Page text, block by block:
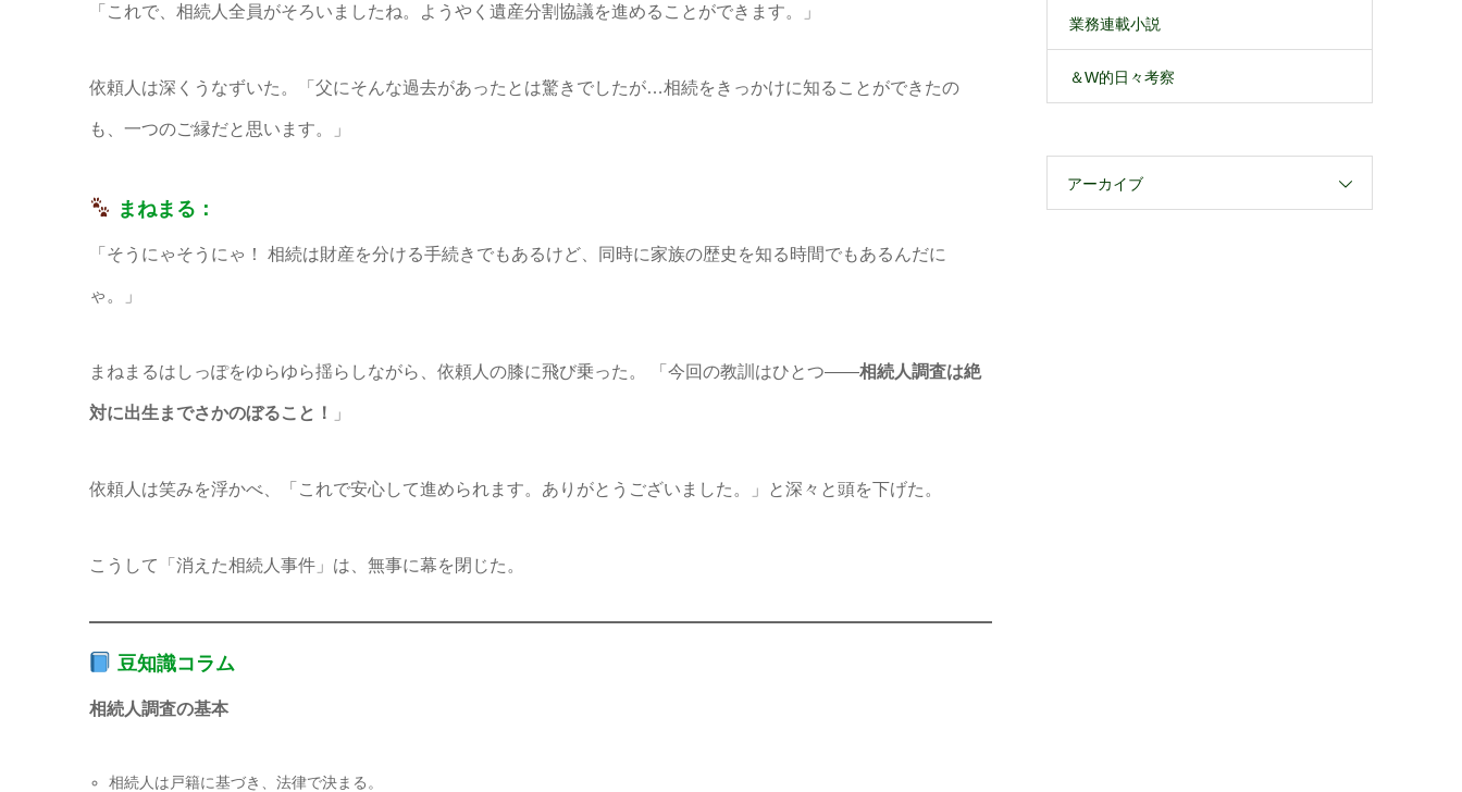
「これで、相続人全員がそろいましたね。ようやく遺産分割協議を進めることができます。」
依頼人は深くうなずいた。「父にそんな過去があったとは驚きでしたが…相続をきっかけに知ることができたの
も、一つのご縁だと思います。」
まねまる：
「そうにゃそうにゃ！ 相続は財産を分ける手続きでもあるけど、同時に家族の歴史を知る時間でもあるんだに
ゃ。」
まねまるはしっぽをゆらゆら揺らしながら、依頼人の膝に飛び乗った。 「今回の教訓はひとつ――相続人調査は絶
対に出生までさかのぼること！ 」
依頼人は笑みを浮かべ、「これで安心して進められます。ありがとうございました。」と深々と頭を下げた。
こうして「消えた相続人事件」は、無事に幕を閉じた。
豆知識コラム
相続人調査の基本
相続人は戸籍に基づき、法律で決まる。
業務連載小説
＆W的日々考察
アーカイブ